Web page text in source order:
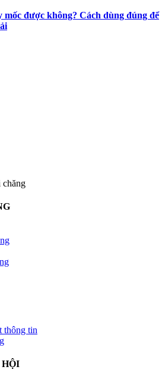
mốc được không? Cách dùng đúng để
chăng
thông tin